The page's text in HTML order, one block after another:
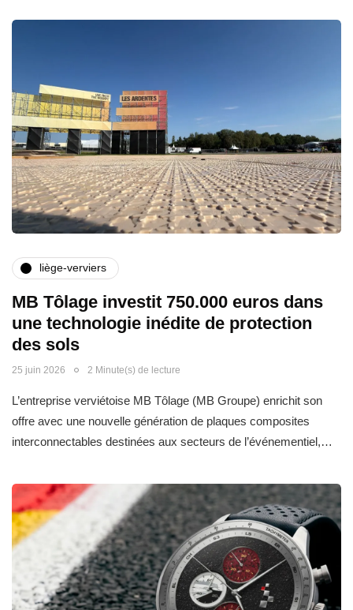
liège-verviers
MB Tôlage investit 750.000 euros dans
une technologie inédite de protection
des sols
25 juin 2026 2 Minute(s) de lecture
L’entreprise verviétoise MB Tôlage (MB Groupe) enrichit son
offre avec une nouvelle génération de plaques composites
interconnectables destinées aux secteurs de l’événementiel,…